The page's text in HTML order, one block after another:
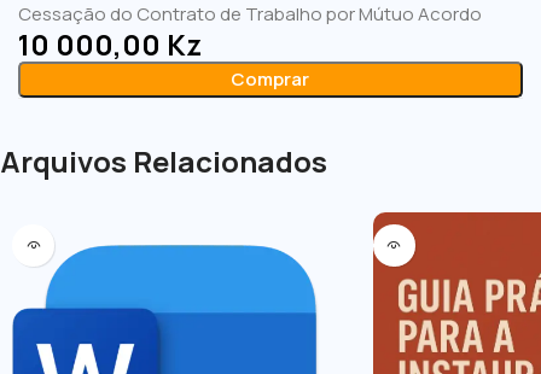
Cessação do Contrato de Trabalho por Mútuo Acordo
10 000,00 Kz
Comprar
Arquivos Relacionados